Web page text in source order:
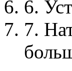
6.
7.